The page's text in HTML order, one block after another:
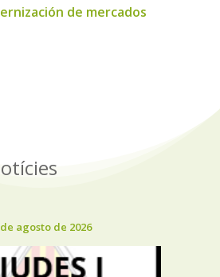
de mercados
agosto de 2026